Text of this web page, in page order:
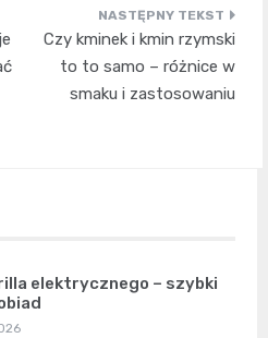
Czy kminek i kmin rzymski
to to samo – różnice w
smaku i zastosowaniu
elektrycznego – szybki